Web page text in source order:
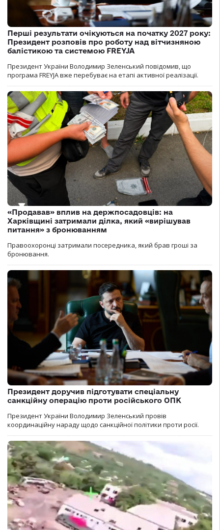
Перші результати очікуються на початку 2027 року:
Президент розповів про роботу над вітчизняною
балістикою та системою FREYJA
Президент України Володимир Зеленський повідомив, що
програма FREYJA вже перебуває на етапі активної реалізації.
«Продавав» вплив на держпосадовців: на
Харківщині затримали ділка, який «вирішував
питання» з бронюванням
Правоохоронці затримали посередника, який брав гроші за
бронювання.
Президент доручив підготувати спеціальну
санкційну операцію проти російського ОПК
Президент України Володимир Зеленський провів
координаційну нараду щодо санкційної політики проти росії.